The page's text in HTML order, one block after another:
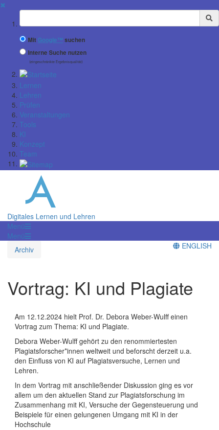
✖
Suchbegriff
Mit Google™ suchen
Interne Suche nutzen
(eingeschränkte Ergebnisqualität)
Lernen
Lehren
Prüfen
Veranstaltungen
Tools
KI
Konzept
Team
Digitales Lernen und Lehren
Menü
Menü
Archiv
ENGLISH
Vortrag: KI und Plagiate
Am 12.12.2024 hielt Prof. Dr. Debora Weber-Wulff einen
Vortrag zum Thema: KI und Plagiate.
Debora Weber-Wulff gehört zu den renommiertesten
Plagiatsforscher*innen weltweit und beforscht derzeit u.a.
den Einfluss von KI auf Plagiatsversuche, Lernen und
Lehren.
In dem Vortrag mit anschließender Diskussion ging es vor
allem um den aktuellen Stand zur Plagiatsforschung im
Zusammenhang mit KI, Versuche der Gegensteuerung und
Beispiele für einen gelungenen Umgang mit KI in der
Hochschule